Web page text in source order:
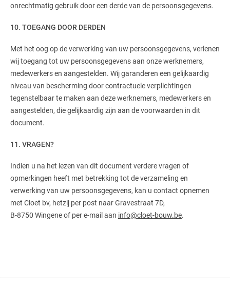
onrechtmatig gebruik door een derde van de persoonsgegevens.
10. TOEGANG DOOR DERDEN
Met het oog op de verwerking van uw persoonsgegevens, verlenen
wij toegang tot uw persoonsgegevens aan onze werknemers,
medewerkers en aangestelden. Wij garanderen een gelijkaardig
niveau van bescherming door contractuele verplichtingen
tegenstelbaar te maken aan deze werknemers, medewerkers en
aangestelden, die gelijkaardig zijn aan de voorwaarden in dit
document.
11. VRAGEN?
Indien u na het lezen van dit document verdere vragen of
opmerkingen heeft met betrekking tot de verzameling en
verwerking van uw persoonsgegevens, kan u contact opnemen
met Cloet bv, hetzij per post naar Gravestraat 7D,
B-8750 Wingene of per e-mail aan info@cloet-bouw.be.